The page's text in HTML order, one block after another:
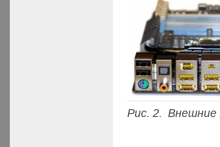
Рис. 2. Внешние